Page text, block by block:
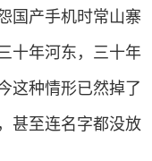
国产手机时常山寨
十年河东，三十年
这种情形已然掉了
甚至连名字都没放